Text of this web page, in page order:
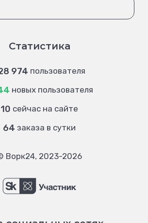
Статистика
974 пользователя
новых пользователя
10 сейчас на сайте
64 заказа в сутки
Ворк24, 2023-2026